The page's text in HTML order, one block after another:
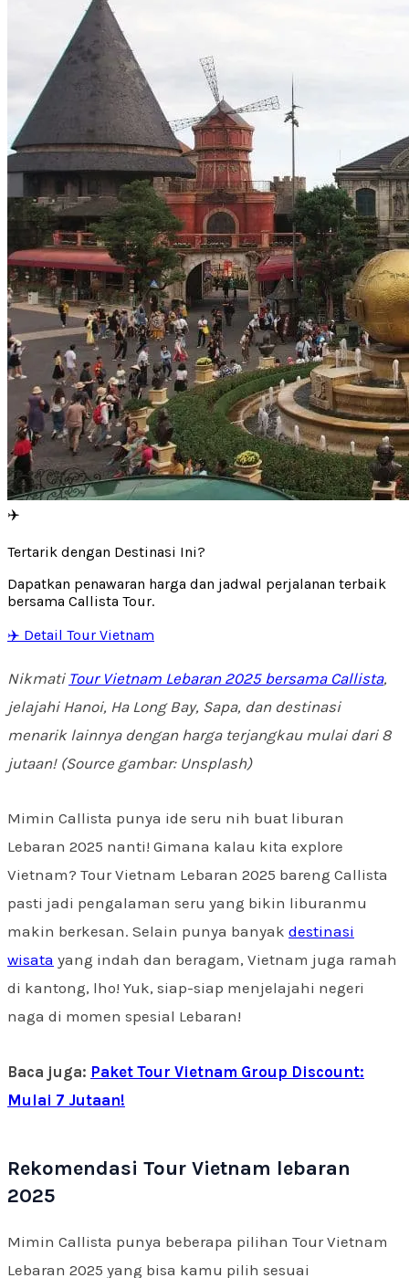
✈️
Tertarik dengan Destinasi Ini?
Dapatkan penawaran harga dan jadwal perjalanan terbaik
bersama Callista Tour.
✈️ Detail Tour Vietnam
Nikmati Tour Vietnam Lebaran 2025 bersama Callista,
jelajahi Hanoi, Ha Long Bay, Sapa, dan destinasi
menarik lainnya dengan harga terjangkau mulai dari 8
jutaan! (Source gambar: Unsplash)
Mimin Callista punya ide seru nih buat liburan
Lebaran 2025 nanti! Gimana kalau kita explore
Vietnam? Tour Vietnam Lebaran 2025 bareng Callista
pasti jadi pengalaman seru yang bikin liburanmu
makin berkesan. Selain punya banyak destinasi
wisata yang indah dan beragam, Vietnam juga ramah
di kantong, lho! Yuk, siap-siap menjelajahi negeri
naga di momen spesial Lebaran!
Baca juga: Paket Tour Vietnam Group Discount:
Mulai 7 Jutaan!
Rekomendasi Tour Vietnam lebaran
2025
Mimin Callista punya beberapa pilihan Tour Vietnam
Lebaran 2025 yang bisa kamu pilih sesuai